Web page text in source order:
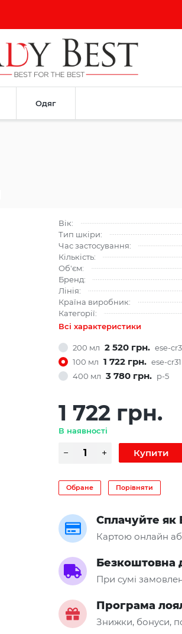
Одяг
Вік:
Тип шкіри:
Час застосування:
Кількість:
Об'єм:
Бренд:
Лінія:
Країна виробник:
Категорії:
Всі характеристики
200 мл 2 520 грн. ese-
100 мл 1 722 грн. ese-cr31
400 мл 3 780 грн. р-5
1 722 грн.
В наявності
Обране Порівняти
Сплачуйте як
Картою онлайн
Безкоштовна
При сумі
Програма
Знижки, бонуси,